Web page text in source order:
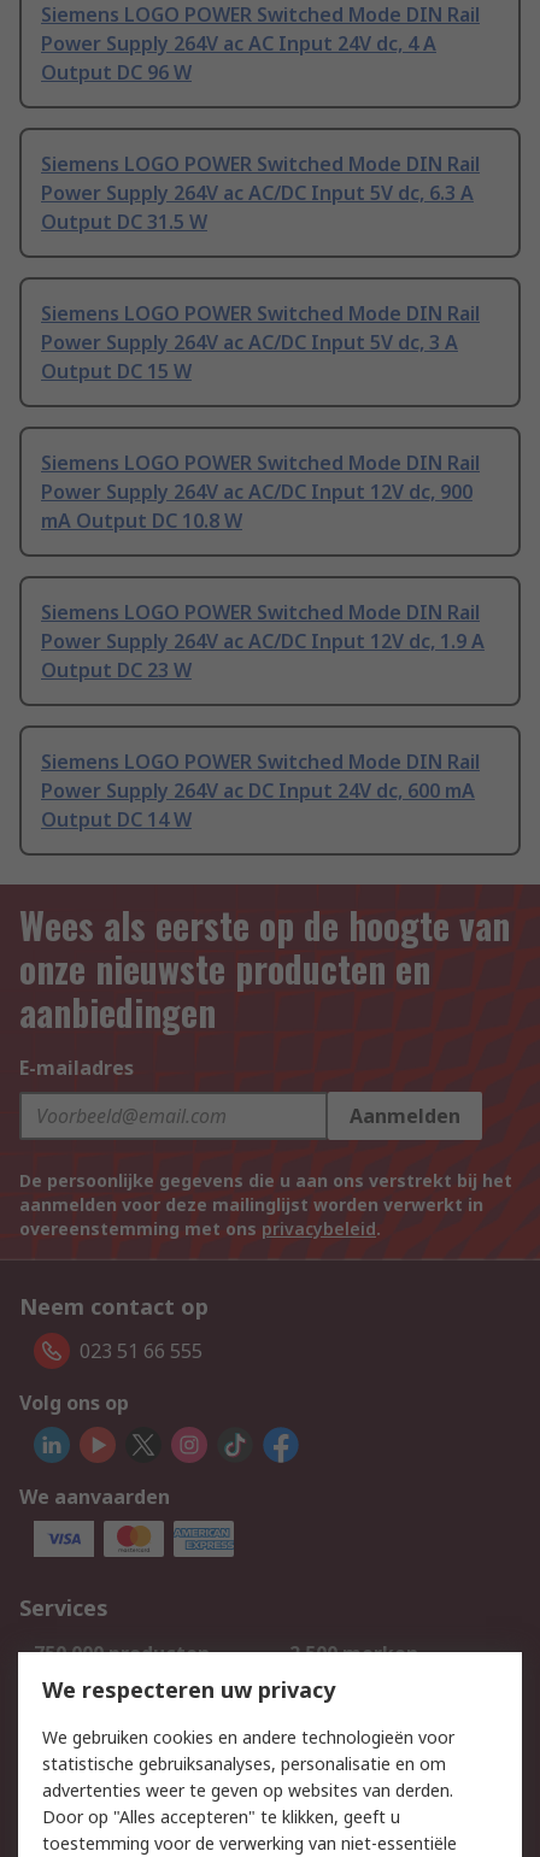
Siemens LOGO POWER Switched Mode DIN Rail
Power Supply 264V ac AC Input 24V dc, 4 A
Output DC 96 W
Siemens LOGO POWER Switched Mode DIN Rail
Power Supply 264V ac AC/DC Input 5V dc, 6.3 A
Output DC 31.5 W
Siemens LOGO POWER Switched Mode DIN Rail
Power Supply 264V ac AC/DC Input 5V dc, 3 A
Output DC 15 W
Siemens LOGO POWER Switched Mode DIN Rail
Power Supply 264V ac AC/DC Input 12V dc, 900
mA Output DC 10.8 W
Siemens LOGO POWER Switched Mode DIN Rail
Power Supply 264V ac AC/DC Input 12V dc, 1.9 A
Output DC 23 W
Siemens LOGO POWER Switched Mode DIN Rail
Power Supply 264V ac DC Input 24V dc, 600 mA
Output DC 14 W
Wees als eerste op de hoogte van
onze nieuwste producten en
aanbiedingen
E-mailadres
Aanmelden
De persoonlijke gegevens die u aan ons verstrekt bij het
aanmelden voor deze mailinglijst worden verwerkt in
overeenstemming met ons privacybeleid.
Neem contact op
023 51 66 555
Volg ons op
We aanvaarden
Services
750.000 producten
2.500 merken
Bestellen
Inkoopoplossingen
Track & Trace
Wettelijk
We respecteren uw privacy
We gebruiken cookies en andere technologieën voor
statistische gebruiksanalyses, personalisatie en om
advertenties weer te geven op websites van derden.
Door op "Alles accepteren" te klikken, geeft u
toestemming voor de verwerking van niet-essentiële